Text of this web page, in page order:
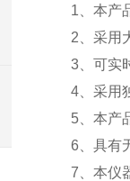
1、本产
2、采用
3、可实
4、采用
5、本产
6、具有
7、本仪